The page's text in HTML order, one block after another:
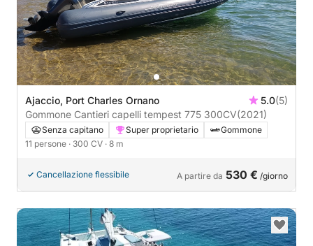
Ajaccio, Port Charles Ornano 5.0(5)
Gommone Cantieri capelli tempest 775 300CV(2021)
Senza capitano Super proprietario
Gommone
11 persone · 300 CV · 8 m
Cancellazione flessibile A partire da 530 € /giorno